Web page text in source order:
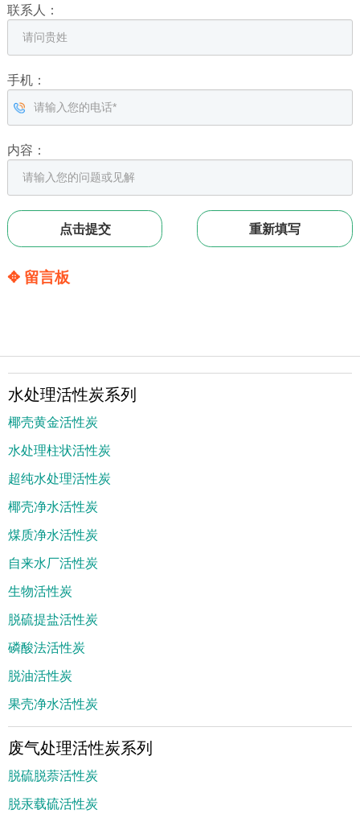
联系人：
手机：
内容：
✥ 留言板
水处理活性炭系列
椰壳黄金活性炭
水处理柱状活性炭
超纯水处理活性炭
椰壳净水活性炭
煤质净水活性炭
自来水厂活性炭
生物活性炭
脱硫提盐活性炭
磷酸法活性炭
脱油活性炭
果壳净水活性炭
废气处理活性炭系列
脱硫脱萘活性炭
脱汞载硫活性炭